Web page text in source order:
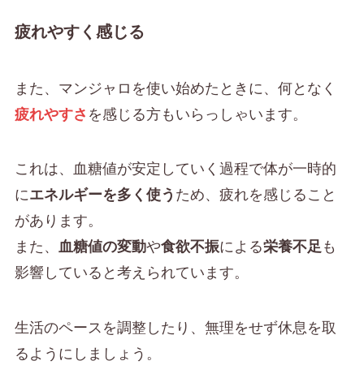
疲れやすく感じる
また、マンジャロを使い始めたときに、何となく
疲れやすさ を感じる方もいらっしゃいます。
これは、血糖値が安定していく過程で体が一時的
にエネルギーを多く使う ため、疲れを感じること
があります。
また、 血糖値の変動や食欲不振による栄養不足も
影響していると考えられています。
生活のペースを調整したり、無理をせず休息を取
るようにしましょう。